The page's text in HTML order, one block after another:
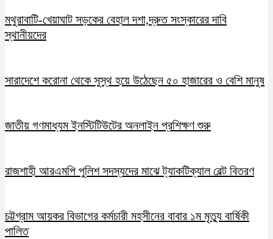
মথুরাবাটি-খেয়াঘাট সড়কের বেহাল দশা,দ্রুত সংস্কারের দাবি
স্থানীয়দের
সারাদেশে করোনা থেকে সুস্থ হয়ে উঠেছেন ৫০ হাজারের ও বেশি মানুষ
জাতীয় গণমাধ্যম ইনস্টিটিউটের অনলাইন প্রশিক্ষণ শুরু
রাজশাহী আরএমপি পুলিশ সদস্যদের মাঝে ট্যাকটিক্যাল বেল্ট বিতরণ
চট্টগ্রাম আয়কর বিভাগের কর্মচারী মহসীনের বাবার ১ম মৃত্যু বার্ষিকী
পালিত